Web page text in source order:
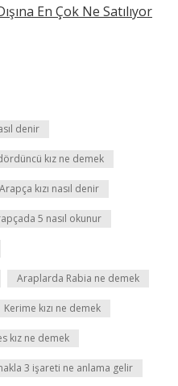
En Çok Ne Satılıyor
denir
kız ne demek
Arapça kızı nasıl denir
5 nasıl okunur
Araplarda Rabia ne demek
Kerime kızı ne demek
kız ne demek
3 işareti ne anlama gelir